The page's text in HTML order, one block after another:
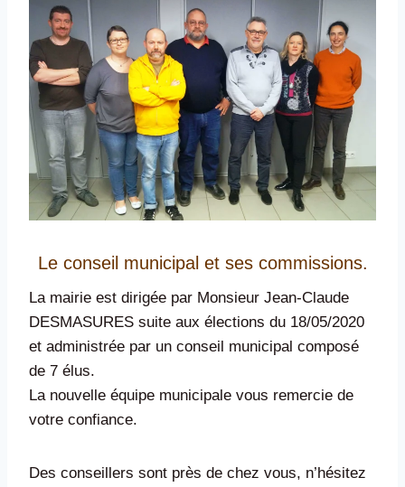
Le conseil municipal et ses commissions.
La mairie est dirigée par Monsieur Jean-Claude
DESMASURES suite aux élections du 18/05/2020
et administrée par un conseil municipal composé
de 7 élus.
La nouvelle équipe municipale vous remercie de
votre confiance.
Des conseillers sont près de chez vous, n’hésitez